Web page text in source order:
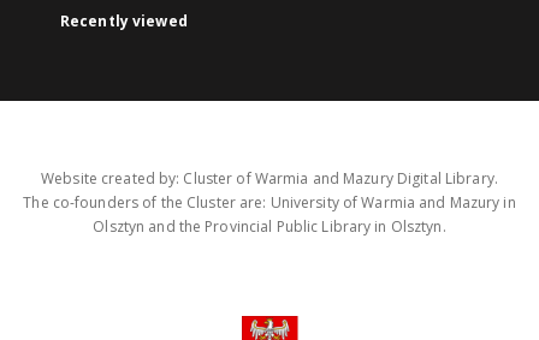
Recently viewed
Website created by: Cluster of Warmia and Mazury Digital Library.
The co-founders of the Cluster are: University of Warmia and Mazury in
Olsztyn and the Provincial Public Library in Olsztyn.